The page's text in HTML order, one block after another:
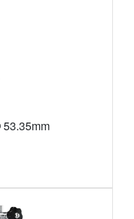
53.35mm